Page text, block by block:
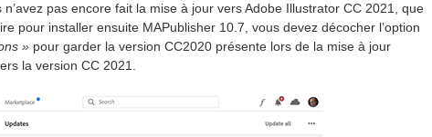
n’avez pas encore fait la mise à jour vers Adobe Illustrator CC 2021, que
pour installer ensuite MAPublisher 10.7, vous devez décocher l’option
» pour garder la version CC2020 présente lors de la mise à jour
la version CC 2021.